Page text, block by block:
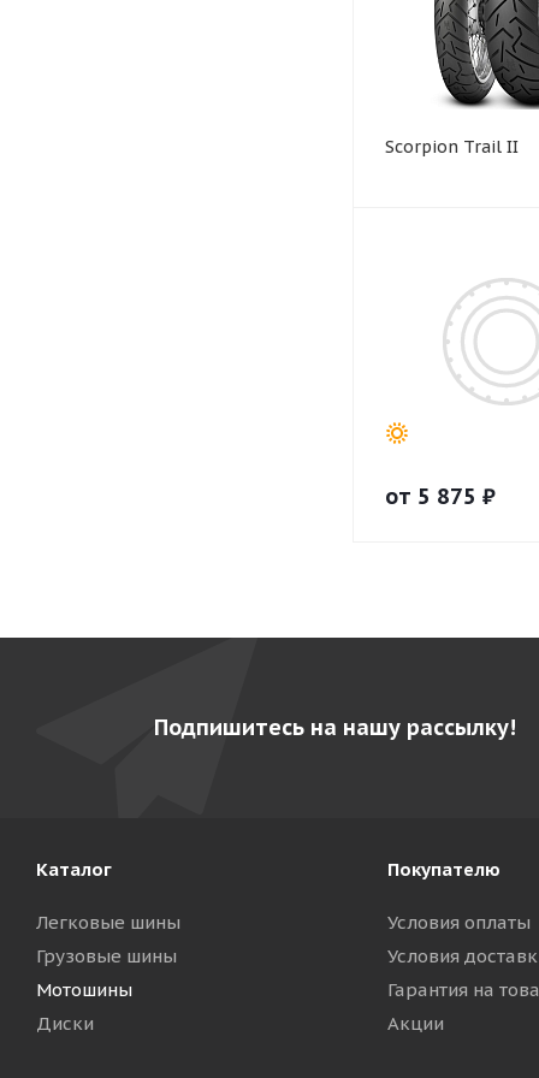
Scorpion Trail II
от 5 875 ₽
Подпишитесь на нашу рассылку!
Каталог
Легковые шины
Грузовые шины
Мотошины
Диски
Покупателю
Условия оплаты
Условия
Гарантия на
Акции